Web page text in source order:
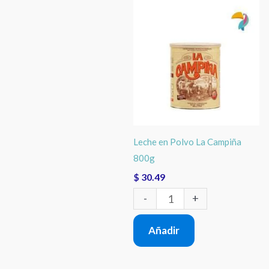
Leche en Polvo La Campiña
800g
$ 30.49
-
Campiña
+
Añadir